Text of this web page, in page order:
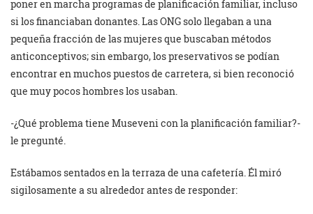
poner en marcha programas de planificación familiar, incluso
si los financiaban donantes. Las ONG solo llegaban a una
pequeña fracción de las mujeres que buscaban métodos
anticonceptivos; sin embargo, los preservativos se podían
encontrar en muchos puestos de carretera, si bien reconoció
que muy pocos hombres los usaban.
-¿Qué problema tiene Museveni con la planificación familiar?-
le pregunté.
Estábamos sentados en la terraza de una cafetería. Él miró
sigilosamente a su alrededor antes de responder: